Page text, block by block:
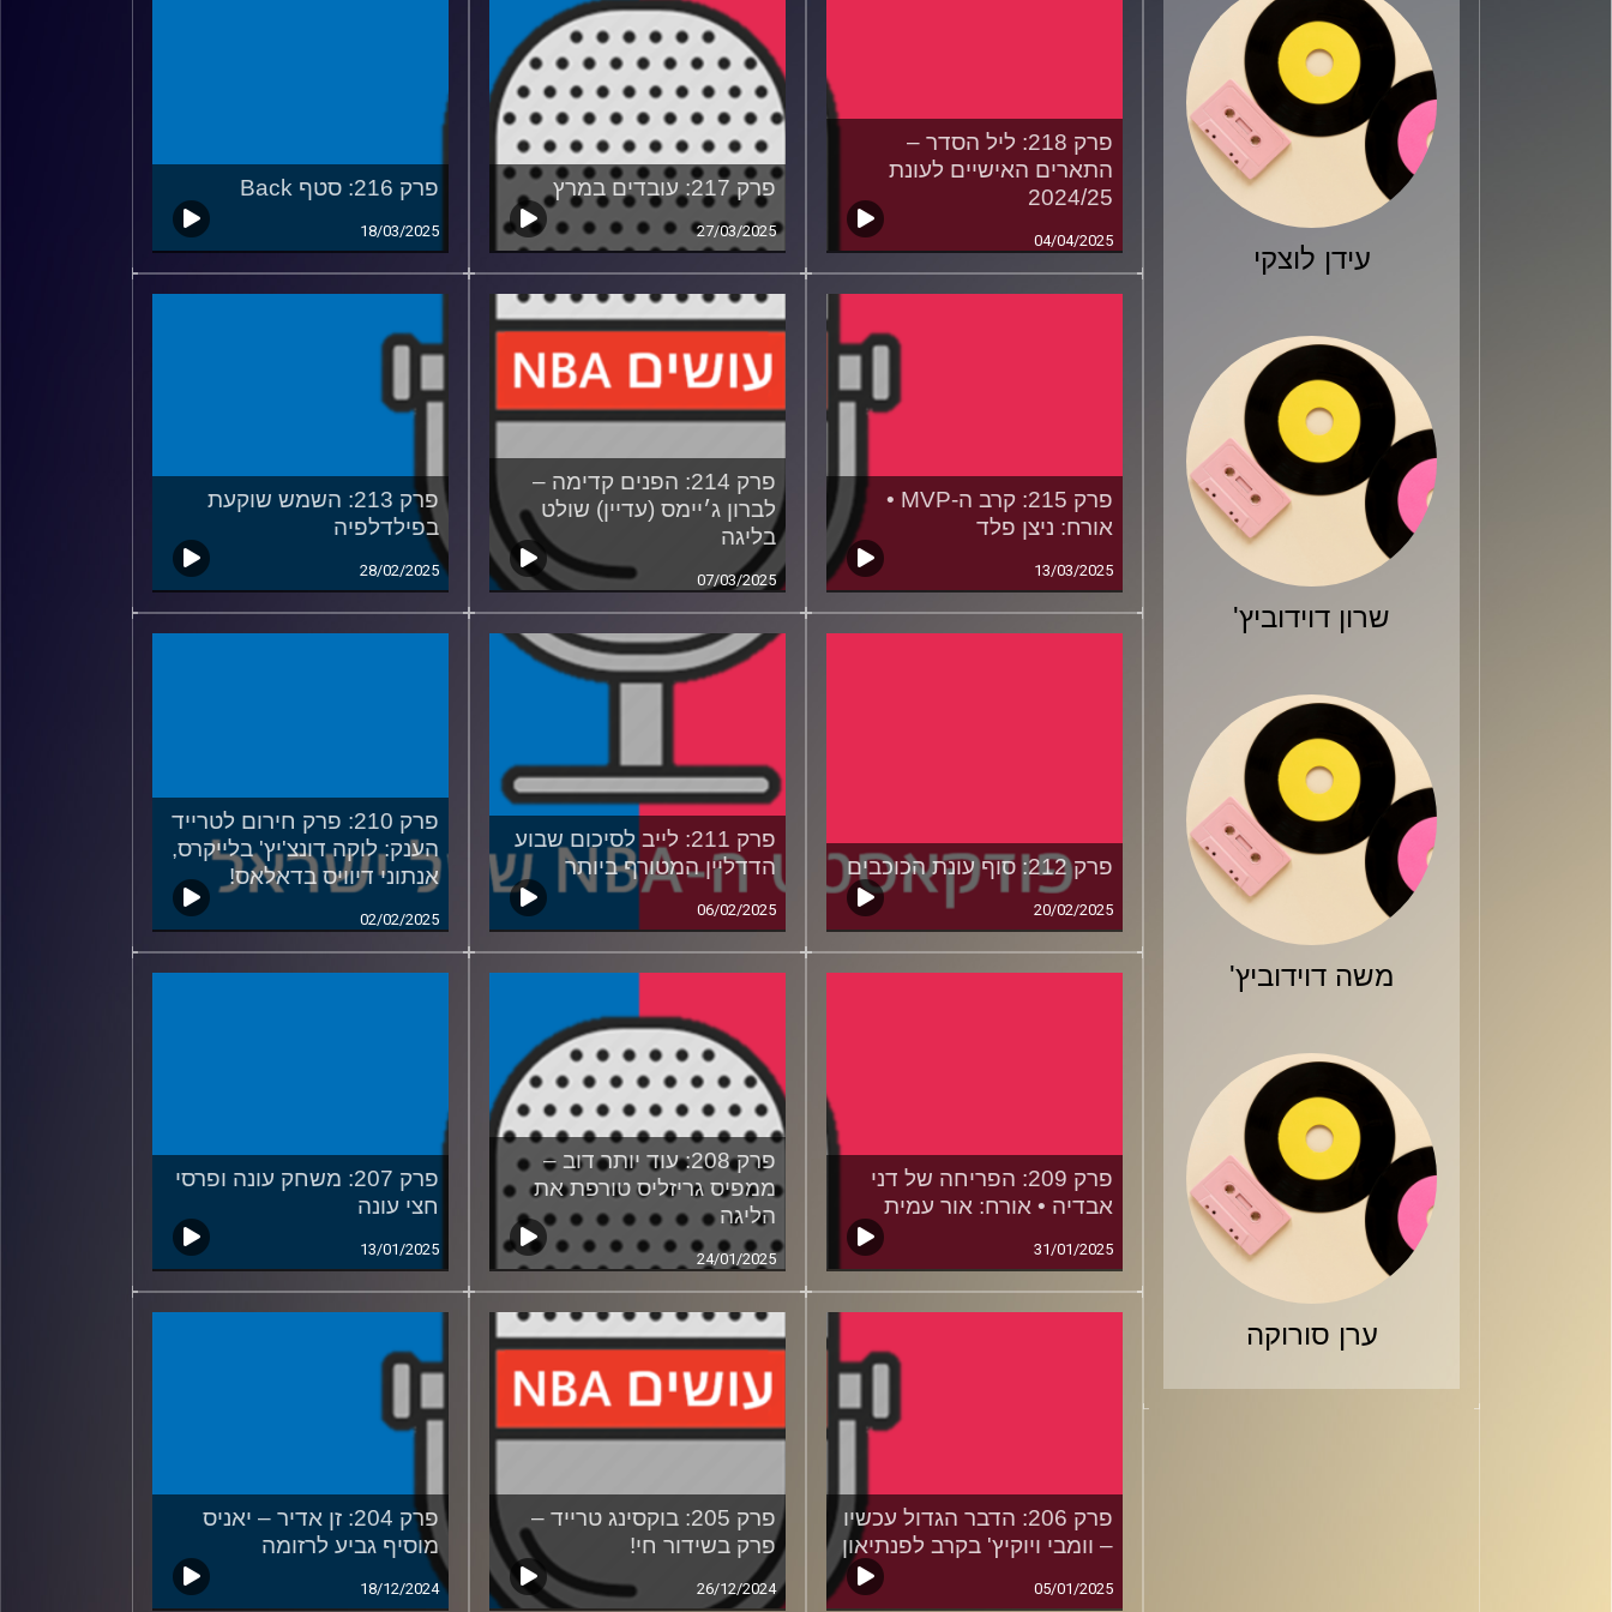
עידן לוצקי
שרון דוידוביץ'
משה דוידוביץ'
ערן סורוקה
פרק 218: ליל הסדר –
התארים האישיים לעונת
2024/25
04/04/2025
פרק 217: עובדים במרץ
27/03/2025
פרק 216: סטף Back
18/03/2025
פרק 215: קרב ה-MVP •
אורח: ניצן פלד
13/03/2025
פרק 214: הפנים קדימה –
לברון ג׳יימס (עדיין) שולט
בליגה
07/03/2025
פרק 213: השמש שוקעת
בפילדלפיה
28/02/2025
פרק 212: סוף עונת הכוכבים
20/02/2025
פרק 211: לייב לסיכום שבוע
הדדליין המטורף ביותר
06/02/2025
פרק 210: פרק חירום לטרייד
הענק: לוקה דונצ'יץ' בלייקרס,
אנתוני דיוויס בדאלאס!
02/02/2025
פרק 209: הפריחה של דני
אבדיה • אורח: אור עמית
31/01/2025
פרק 208: עוד יותר דוב –
ממפיס גריזליס ‏טורפת את
הליגה
24/01/2025
פרק 207: משחק עונה ופרסי
חצי עונה
13/01/2025
פרק 206: הדבר הגדול עכשיו
– וומבי ויוקיץ' בקרב לפנתיאון
05/01/2025
פרק 205: בוקסינג טרייד –
פרק בשידור חי!
26/12/2024
פרק 204: זן אדיר – יאניס
מוסיף גביע לרזומה
18/12/2024